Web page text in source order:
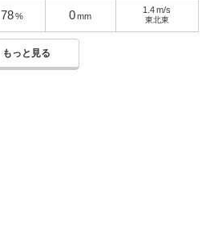
78 % 0 mm
1.4 m/s
東北東
もっと見る